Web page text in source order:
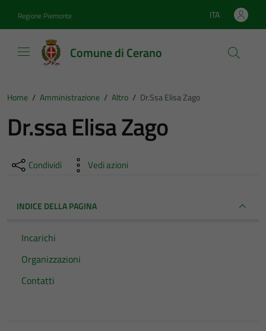
Regione Piemonte Lingua attiva:
ITA
Comune di Cerano
Home / Amministrazione / Altro / Dr.ssa Elisa Zago
Dr.ssa Elisa Zago
Condividi Vedi azioni
INDICE DELLA PAGINA
Incarichi
Organizzazioni
Contatti